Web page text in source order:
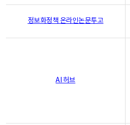
정보화정책 온라인논문투고
AI 허브